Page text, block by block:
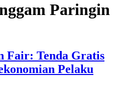
Paringin
Fair: Tenda Gratis
Pelaku